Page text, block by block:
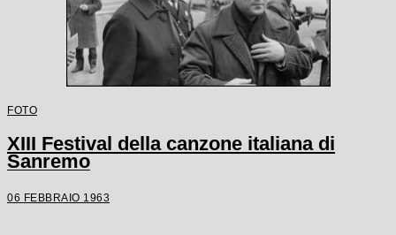
FOTO
XIII Festival della canzone italiana di
Sanremo
06 FEBBRAIO 1963